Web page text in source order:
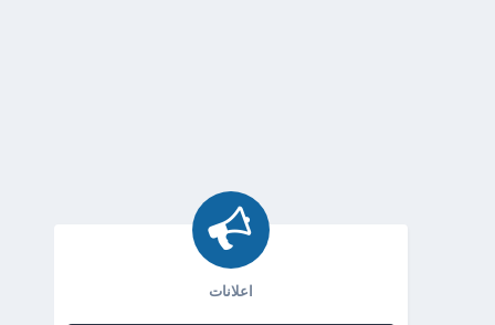
اعلانات